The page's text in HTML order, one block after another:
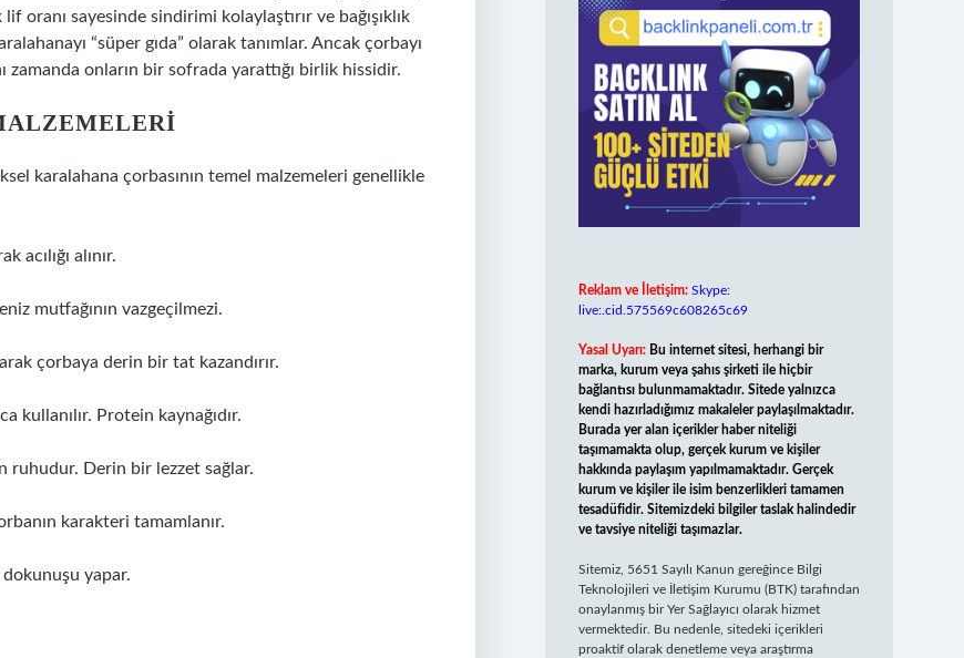
oranı sayesinde sindirimi kolaylaştırır ve bağışıklık
“süper gıda” olarak tanımlar. Ancak çorbayı
zamanda onların bir sofrada yarattığı birlik hissidir.
karalahana çorbasının temel malzemeleri genellikle
acılığı alınır.
mutfağının vazgeçilmezi.
çorbaya derin bir tat kazandırır.
kullanılır. Protein kaynağıdır.
ruhudur. Derin bir lezzet sağlar.
karakteri tamamlanır.
dokunuşu yapar.
Reklam ve İletişim: Skype:
live:.cid.575569c608265c69
Yasal Uyarı: Bu internet sitesi, herhangi bir
marka, kurum veya şahıs şirketi ile hiçbir
bağlantısı bulunmamaktadır. Sitede yalnızca
kendi hazırladığımız makaleler paylaşılmaktadır.
Burada yer alan içerikler haber niteliği
taşımamakta olup, gerçek kurum ve kişiler
hakkında paylaşım yapılmamaktadır. Gerçek
kurum ve kişiler ile isim benzerlikleri tamamen
tesadüfidir. Sitemizdeki bilgiler taslak halindedir
ve tavsiye niteliği taşımazlar.
Sitemiz, 5651 Sayılı Kanun gereğince Bilgi
Teknolojileri ve İletişim Kurumu (BTK) tarafından
onaylanmış bir Yer Sağlayıcı olarak hizmet
vermektedir. Bu nedenle, sitedeki içerikleri
proaktif olarak denetleme veya araştırma